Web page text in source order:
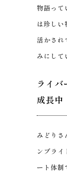
物語って
は珍し
活かされ
みにして
ライ
成長中
みどりさ
ンブラ
ート体制